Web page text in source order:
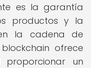
es la garantía
productos y la
la cadena de
ofrece
un